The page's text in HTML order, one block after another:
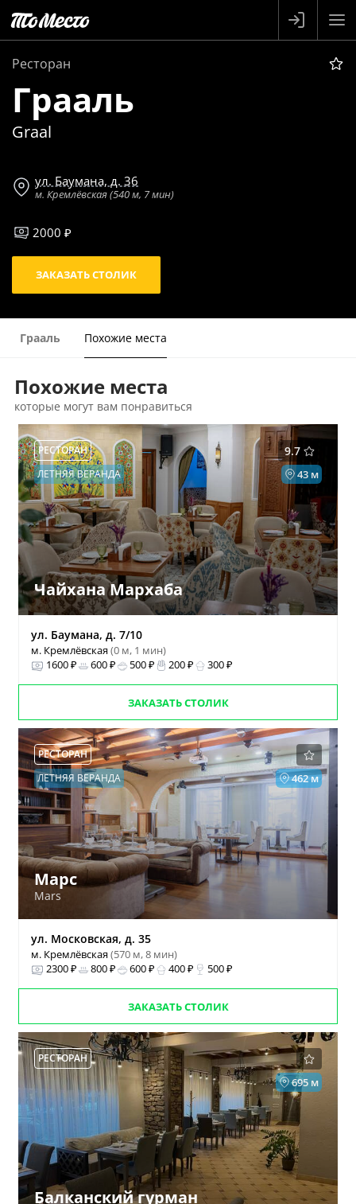
Ресторан
Грааль
Graal
ул. Баумана, д. 36
м. Кремлёвская (540 м, 7 мин)
2000 ₽
ЗАКАЗАТЬ СТОЛИК
Грааль Похожие места
Похожие места
которые могут вам понравиться
9.7
РЕСТОРАН
43 м
ЛЕТНЯЯ ВЕРАНДА
Чайхана Мархаба
ул. Баумана, д. 7/10
м. Кремлёвская(0 м, 1 мин)
1600 ₽
600 ₽ 500 ₽ 200 ₽ 300 ₽
ЗАКАЗАТЬ СТОЛИК
РЕСТОРАН
462 м
ЛЕТНЯЯ ВЕРАНДА
Марс
Mars
ул. Московская, д. 35
м. Кремлёвская(570 м, 8 мин)
2300 ₽
800 ₽ 600 ₽ 400 ₽ 500 ₽
ЗАКАЗАТЬ СТОЛИК
РЕСТОРАН
695 м
Балканский гурман